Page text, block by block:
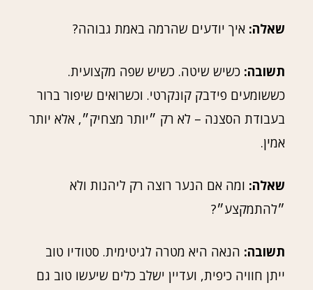
שאלה: איך יודעים שהרמה באמת גבוהה?
תשובה: כשיש שיטה. כשיש שפה מקצועית.
כששומעים פידבק קונקרטי. וכשרואים שיפור ברור
בעבודת הסצנה – לא רק ״יותר מצחיק״, אלא יותר
אמין.
שאלה: ומה אם הנער רוצה רק ליהנות ולא
״להתמקצע״?
תשובה: הנאה היא מטרה לגיטימית. סטודיו טוב
ייתן חוויה כיפית, ועדיין ישלב כלים שיעשו טוב גם